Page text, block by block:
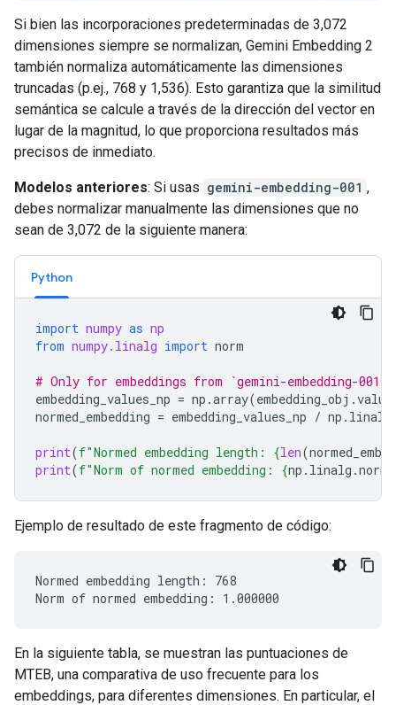
Si bien las incorporaciones predeterminadas de 3,072
dimensiones siempre se normalizan, Gemini Embedding 2
también normaliza automáticamente las dimensiones
truncadas (p.ej., 768 y 1,536). Esto garantiza que la similitud
semántica se calcule a través de la dirección del vector en
lugar de la magnitud, lo que proporciona resultados más
precisos de inmediato.
Modelos anteriores: Si usas gemini-embedding-001 ,
debes normalizar manualmente las dimensiones que no
sean de 3,072 de la siguiente manera:
Python
import numpy as np
from numpy.linalg import norm
# Only for embeddings from `gemini-embedding-001`
embedding_values_np = np .array(embedding_obj .
normed_embedding = embedding_values_np / np . linalg
print(f"Normed embedding length: {len(
print(f"Norm of normed embedding: {np . linalg .norm
Ejemplo de resultado de este fragmento de código:
Normed embedding length: 768
En la siguiente tabla, se muestran las puntuaciones de
MTEB, una comparativa de uso frecuente para los
embeddings, para diferentes dimensiones. En particular, el